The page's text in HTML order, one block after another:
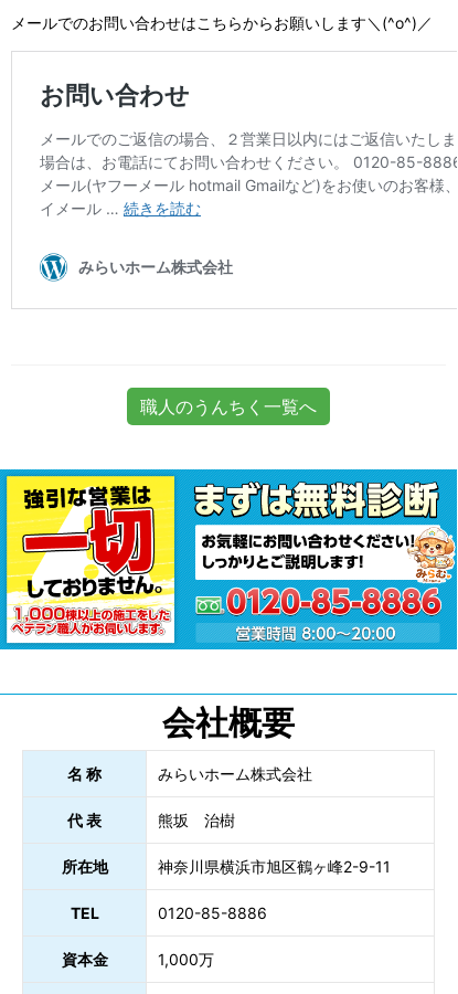
メールでのお問い合わせはこちらからお願いします＼(^o^)／
職人のうんちく一覧へ
会社概要
名 称 みらいホーム株式会社
代 表 熊坂 治樹
所在地 神奈川県横浜市旭区鶴ヶ峰2-9-11
TEL 0120-85-8886
資本金 1,000万